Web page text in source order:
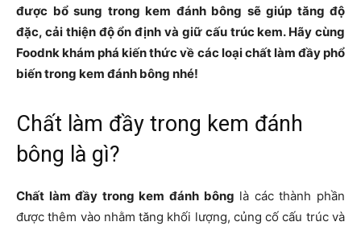
được bổ sung trong kem đánh bông sẽ giúp tăng độ
đặc, cải thiện độ ổn định và giữ cấu trúc kem. Hãy cùng
Foodnk khám phá kiến thức về các loại chất làm đầy phổ
biến trong kem đánh bông nhé!
Chất làm đầy trong kem đánh
bông là gì?
Chất làm đầy trong kem đánh bông là các thành phần
được thêm vào nhằm tăng khối lượng, củng cố cấu trúc và